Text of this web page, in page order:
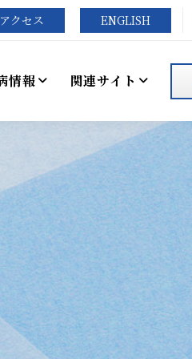
アクセス ENGLISH
情報 関連サイト